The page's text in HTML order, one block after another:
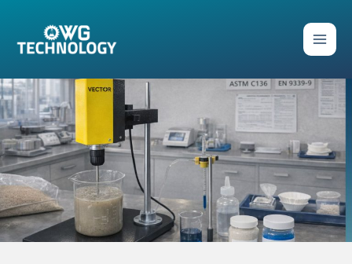
contenido
Set de prueba de azul de
metileno